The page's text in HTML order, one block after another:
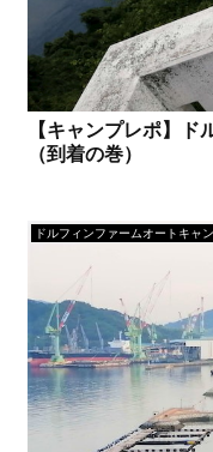
【キャンプレポ】
（到着の巻）
ドルフィンファームオートキャ